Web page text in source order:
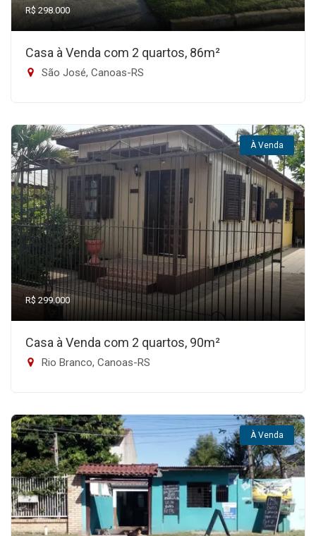
R$ 298.000
Casa à Venda com 2 quartos, 86m²
São José, Canoas-RS
À Venda
R$ 299.000
Casa à Venda com 2 quartos, 90m²
Rio Branco, Canoas-RS
À Venda